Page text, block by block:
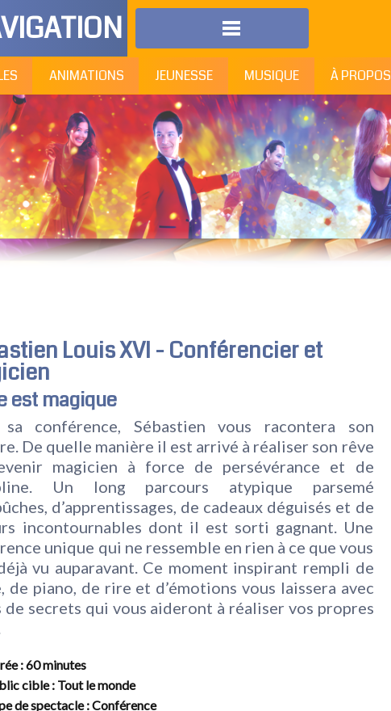
ANIMATIONS JEUNESSE MUSIQUE À PROPOS
Louis XVI - Conférencier et
est magique
sa conférence, Sébastien vous racontera son
De quelle manière il est arrivé à réaliser son rêve
magicien à force de persévérance et de
Un long parcours atypique parsemé
d’apprentissages, de cadeaux déguisés et de
incontournables dont il est sorti gagnant. Une
unique qui ne ressemble en rien à ce que vous
vu auparavant. Ce moment inspirant rempli de
de piano, de rire et d’émotions vous laissera avec
de secrets qui vous aideront à réaliser vos propres
: 60 minutes
cible: Tout le monde
de spectacle: Conférence